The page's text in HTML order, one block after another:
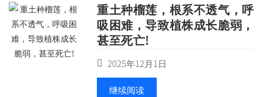
重土种榴莲，根系不透气，呼
吸困难，导致植株成长脆弱，
甚至死亡!
2025年12月1日
继续阅读